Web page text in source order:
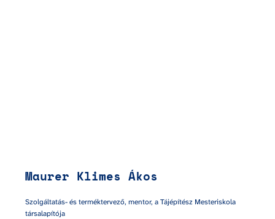
Maurer Klimes Ákos
Szolgáltatás- és terméktervező, mentor, a Tájépítész Mesteriskola
társalapítója